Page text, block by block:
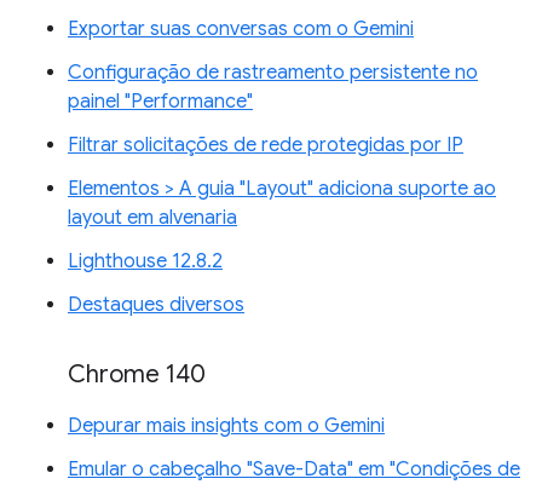
Exportar suas conversas com o Gemini
Configuração de rastreamento persistente no
painel "Performance"
Filtrar solicitações de rede protegidas por IP
Elementos > A guia "Layout" adiciona suporte ao
layout em alvenaria
Lighthouse 12.8.2
Destaques diversos
Chrome 140
Depurar mais insights com o Gemini
Emular o cabeçalho "Save-Data" em "Condições de